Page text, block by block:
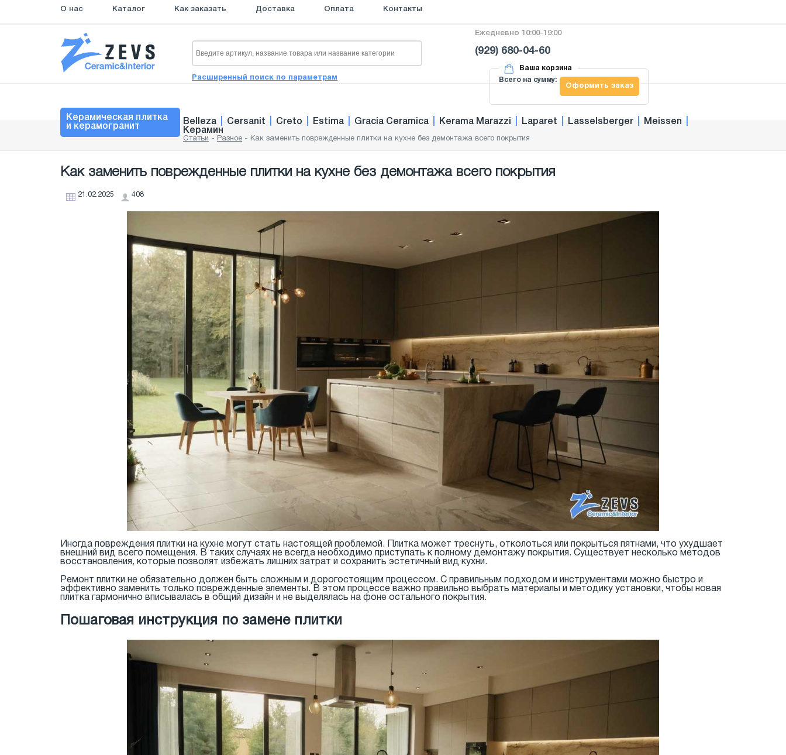
О нас Каталог Как заказать Доставка Оплата Контакты
Расширенный поиск по параметрам
Ежедневно 10:00-19:00
(929) 680-04-60
Ваша корзина
Оформить заказ
Всего на сумму:
Керамическая плитка
и керамогранит
Belleza Cersanit Creto Estima Gracia Ceramica Kerama Marazzi Laparet Lasselsberger Meissen
Керамин
Статьи - Разное - Как заменить поврежденные плитки на кухне без демонтажа всего покрытия
Как заменить поврежденные плитки на кухне без демонтажа всего покрытия
21.02.2025 408
Иногда повреждения плитки на кухне могут стать настоящей проблемой. Плитка может треснуть, отколоться или покрыться пятнами, что ухудшает
внешний вид всего помещения. В таких случаях не всегда необходимо приступать к полному демонтажу покрытия. Существует несколько методов
восстановления, которые позволят избежать лишних затрат и сохранить эстетичный вид кухни.
Ремонт плитки не обязательно должен быть сложным и дорогостоящим процессом. С правильным подходом и инструментами можно быстро и
эффективно заменить только поврежденные элементы. В этом процессе важно правильно выбрать материалы и методику установки, чтобы новая
плитка гармонично вписывалась в общий дизайн и не выделялась на фоне остального покрытия.
Пошаговая инструкция по замене плитки